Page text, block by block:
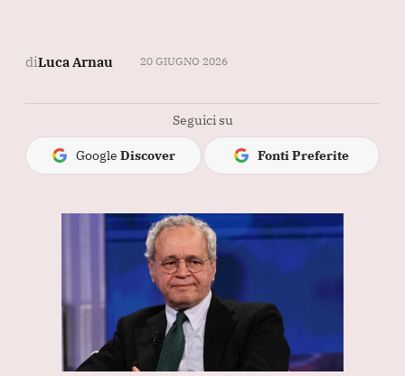
diLuca Arnau 20 GIUGNO 2026
Seguici su
Google Discover Fonti Preferite